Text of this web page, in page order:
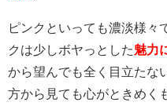
ピンクといっても濃淡様々
クは少しボヤっとした魅力
から望んでも全く目立たな
方から見ても心がときめく